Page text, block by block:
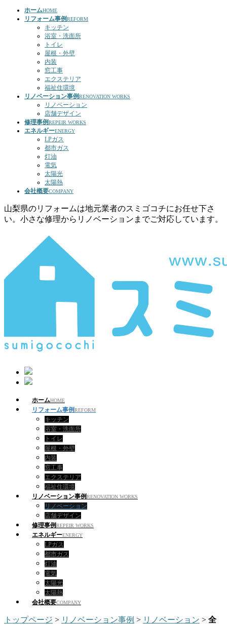
ホームHOME
リフォーム事例REFORM
キッチン
浴室・洗面所
トイレ
屋根・外壁
内装
窓工事
エクステリア
福祉住環境
リノベーション事例RENOVATION WORKS
リノベーション
店舗デザイン
修理事例REPEIR WORKS
エネルギーENERGY
LPガス
都市ガス
灯油
電気
太陽光
太陽熱
会社概要COMPANY
山梨県のリフォームは地元業者のスミゴコチにお任せ下さ
い。小さな修理からリノベーションまでご対応しています。
ホームHOME
リフォーム事例REFORM
キッチン
浴室・洗面所
トイレ
屋根・外壁
内装
窓工事
エクステリア
福祉住環境
リノベーション事例RENOVATION WORKS
リノベーション
店舗デザイン
修理事例REPEIR WORKS
エネルギーENERGY
LPガス
都市ガス
灯油
電気
太陽光
太陽熱
会社概要COMPANY
トップページ > リノベーション事例 > リノベーション > 全